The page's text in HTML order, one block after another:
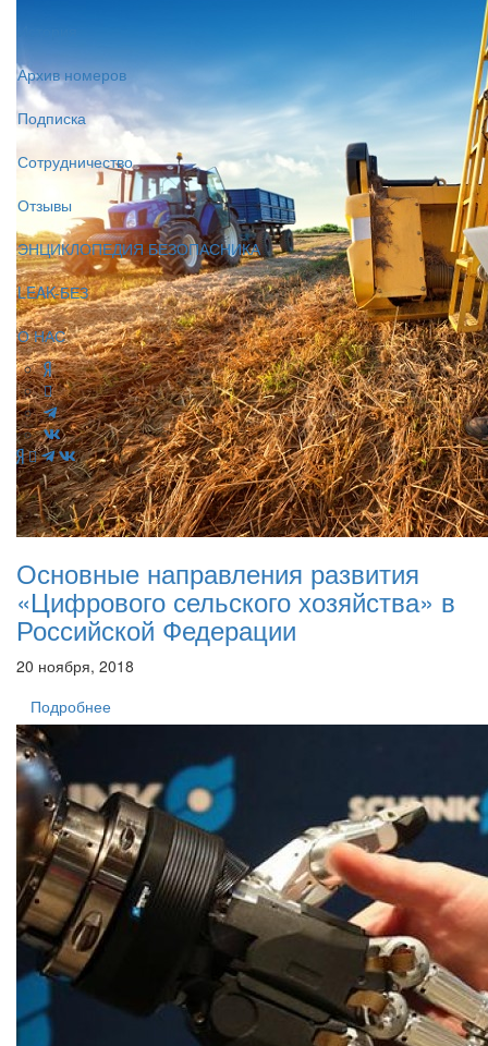
Архив номеров
Подписка
Сотрудничество
Отзывы
ЭНЦИКЛОПЕДИЯ БЕЗОПАСНИКА
LEAK-БЕЗ
О НАС
Основные направления развития
«Цифрового сельского хозяйства» в
Российской Федерации
20 ноября, 2018
Подробнее